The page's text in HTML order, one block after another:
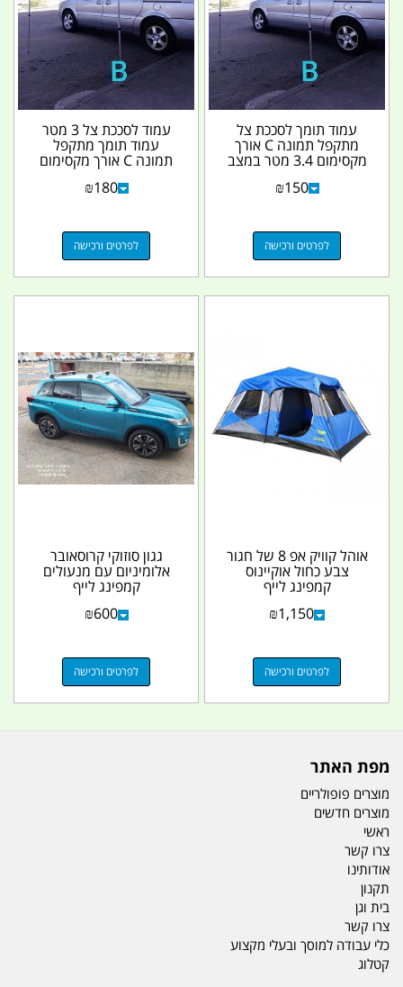
עמוד תומך לסככת צל
מתקפל תמונה C אורך
מקסימום 3.4 מטר במצב
₪150
לפרטים ורכישה
עמוד לסככת צל 3 מטר
עמוד תומך מתקפל
תמונה C אורך מקסימום
₪180
לפרטים ורכישה
אוהל קוויק אפ 8 של חגור
צבע כחול אוקיינוס
קמפינג לייף
₪1,150
לפרטים ורכישה
גגון סוזוקי קרוסאובר
אלומיניום עם מנעולים
קמפינג לייף
₪600
לפרטים ורכישה
מפת האתר
מוצרים פופולריים
מוצרים חדשים
ראשי
צרו קשר
אודותינו
תקנון
בית וגן
צרו קשר
כלי עבודה למוסך ובעלי מקצוע
קטלוג